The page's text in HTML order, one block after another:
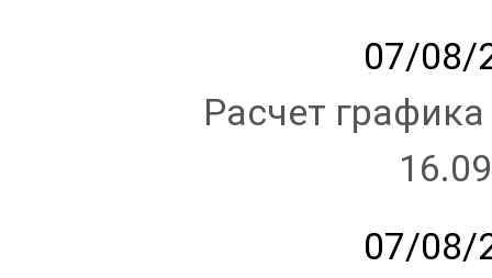
07/08/
Расчет
07/08/